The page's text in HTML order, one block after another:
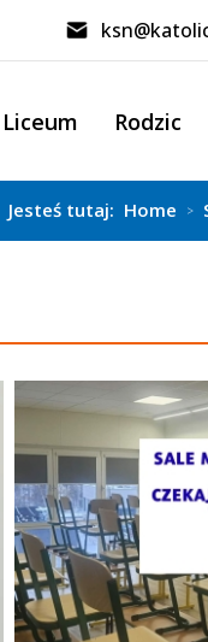
Liceum Rodzic
Jesteś tutaj: Home >